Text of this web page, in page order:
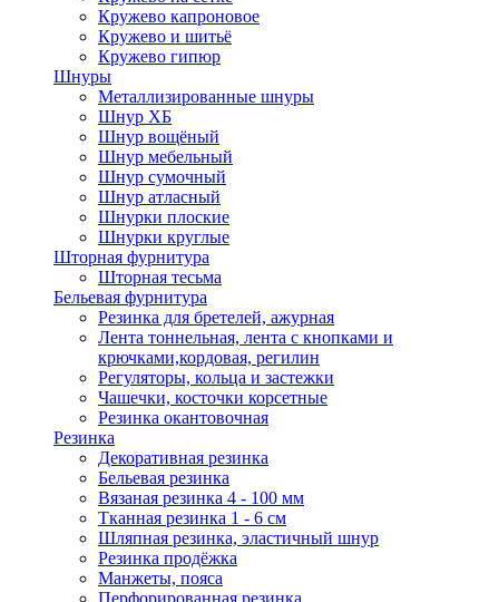
Кружево капроновое
Кружево и шитьё
Кружево гипюр
Шнуры
Металлизированные шнуры
Шнур ХБ
Шнур вощёный
Шнур мебельный
Шнур сумочный
Шнур атласный
Шнурки плоские
Шнурки круглые
Шторная фурнитура
Шторная тесьма
Бельевая фурнитура
Резинка для бретелей, ажурная
Лента тоннельная, лента с кнопками и
крючками,кордовая, регилин
Регуляторы, кольца и застежки
Чашечки, косточки корсетные
Резинка окантовочная
Резинка
Декоративная резинка
Бельевая резинка
Вязаная резинка 4 - 100 мм
Тканная резинка 1 - 6 см
Шляпная резинка, эластичный шнур
Резинка продёжка
Манжеты, пояса
Перфорированная резинка